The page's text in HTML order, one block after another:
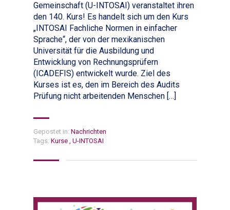
Gemeinschaft (U-INTOSAI) veranstaltet ihren
den 140. Kurs! Es handelt sich um den Kurs
„INTOSAI Fachliche Normen in einfacher
Sprache“, der von der mexikanischen
Universität für die Ausbildung und
Entwicklung von Rechnungsprüfern
(ICADEFIS) entwickelt wurde. Ziel des
Kurses ist es, den im Bereich des Audits
Prüfung nicht arbeitenden Menschen […]
Gepostet in: Nachrichten
Tags: Kurse , U-INTOSAI